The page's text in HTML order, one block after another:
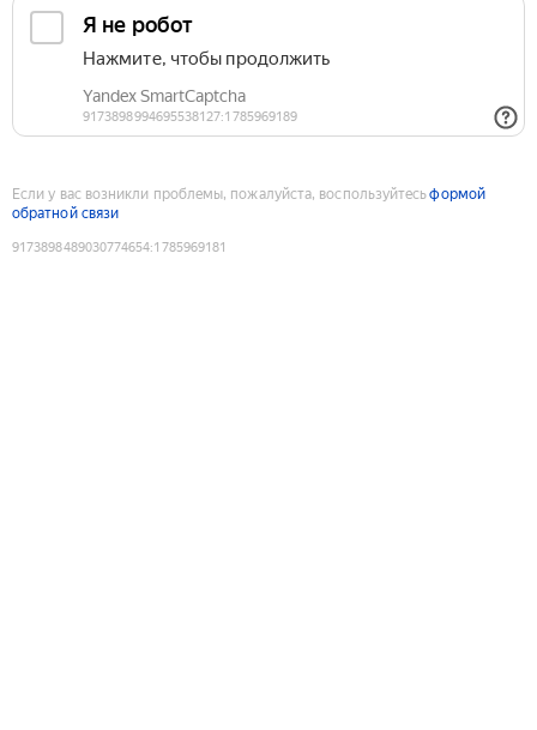
Если у вас возникли проблемы, пожалуйста, воспользуйтесьформой
обратной связи
9173898489030774654:1785969181